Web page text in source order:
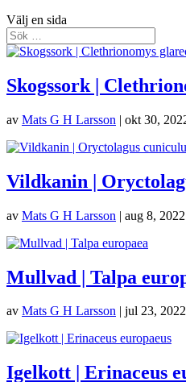
Välj en sida
Skogssork |
av Mats G H Larsson | okt 30,
Vildkanin |
av Mats G H Larsson | aug 8, 2022
Mullvad | Talpa
av Mats G H Larsson | jul 23, 2022
Igelkott | Erinaceus